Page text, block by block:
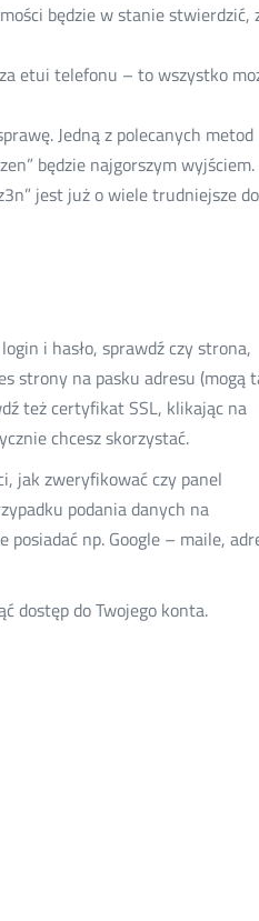
będzie w stanie stwierdzić,
etui telefonu – to wszystko
Jedną z polecanych metod
będzie najgorszym wyjściem.
jest już o wiele trudniejsze do
i hasło, sprawdź czy strona,
strony na pasku adresu (mogą
też certyfikat SSL, klikając na
chcesz skorzystać.
jak zweryfikować czy panel
podania danych na
np. Google – maile,
dostęp do Twojego konta.